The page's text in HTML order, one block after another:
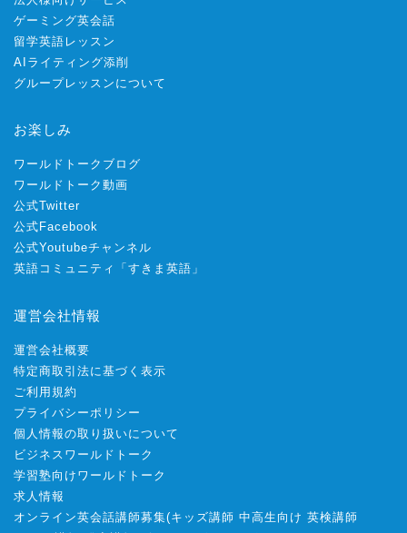
ゲーミング英会話
留学英語レッスン
AIライティング添削
グループレッスンについて
お楽しみ
ワールドトークブログ
ワールドトーク動画
公式Twitter
公式Facebook
公式Youtubeチャンネル
英語コミュニティ「すきま英語」
運営会社情報
運営会社概要
特定商取引法に基づく表示
ご利用規約
プライバシーポリシー
個人情報の取り扱いについて
ビジネスワールドトーク
学習塾向けワールドトーク
求人情報
オンライン英会話講師募集(キッズ講師 中高生向け 英検講師